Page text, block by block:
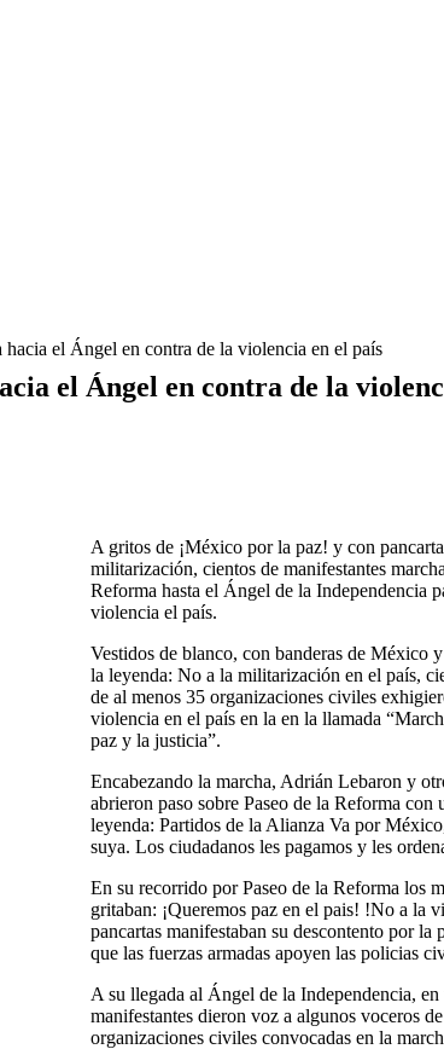
el Ángel en contra de la violencia en el país
el Ángel en contra de la
A gritos de ¡México por la paz! y con
militarización, cientos de manifestantes
Reforma hasta el Ángel de la Independencia
violencia el país.
Vestidos de blanco, con banderas de México
la leyenda: No a la militarización en el país,
de al menos 35 organizaciones civiles
violencia en el país en la en la llamada
paz y la justicia”.
Encabezando la marcha, Adrián Lebaron y
abrieron paso sobre Paseo de la Reforma con
leyenda: Partidos de la Alianza Va por
suya. Los ciudadanos les pagamos y les
En su recorrido por Paseo de la Reforma los
gritaban: ¡Queremos paz en el pais! !No a la
pancartas manifestaban su descontento por la
que las fuerzas armadas apoyen las policias
A su llegada al Ángel de la Independencia,
manifestantes dieron voz a algunos voceros
organizaciones civiles convocadas en la